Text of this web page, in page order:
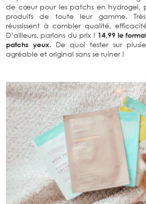
de cœur pour les patchs en hydrogel,
produits de toute leur gamme.
réussissent à combler qualité,
D’ailleurs, parlons du prix ! 14,99 le
patchs yeux. De quoi tester sur
agréable et original sans se ruiner !